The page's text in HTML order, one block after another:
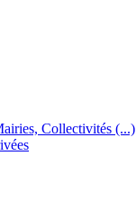
Collectivités (...)